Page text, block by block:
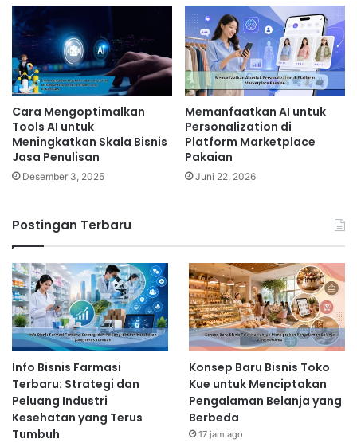
Cara Mengoptimalkan
Tools AI untuk
Meningkatkan Skala Bisnis
Jasa Penulisan
Desember 3, 2025
Memanfaatkan AI untuk
Personalization di
Platform Marketplace
Pakaian
Juni 22, 2026
Postingan Terbaru
Info Bisnis Farmasi
Terbaru: Strategi dan
Peluang Industri
Kesehatan yang Terus
Tumbuh
Konsep Baru Bisnis Toko
Kue untuk Menciptakan
Pengalaman Belanja yang
Berbeda
17 jam ago